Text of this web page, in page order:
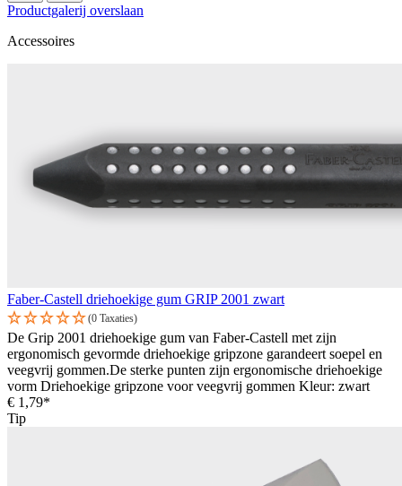
Productgalerij overslaan
Accessoires
Faber-Castell driehoekige gum GRIP 2001 zwart
(0 Taxaties)
De Grip 2001 driehoekige gum van Faber-Castell met zijn
ergonomisch gevormde driehoekige gripzone garandeert soepel en
veegvrij gommen.De sterke punten zijn ergonomische driehoekige
vorm Driehoekige gripzone voor veegvrij gommen Kleur: zwart
€ 1,79*
Tip